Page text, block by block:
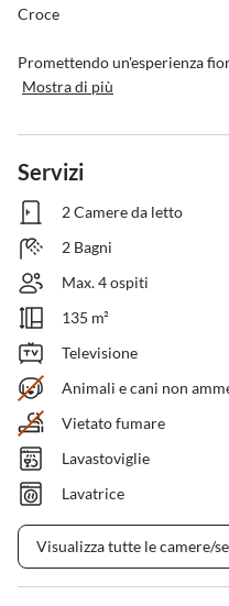
Croce
Promettendo un'esperienza
Mostra di più
Servizi
2 Camere da letto
2 Bagni
Max. 4 ospiti
135 m²
Televisione
Animali e cani non
Vietato fumare
Lavastoviglie
Lavatrice
Visualizza tutte le camere/